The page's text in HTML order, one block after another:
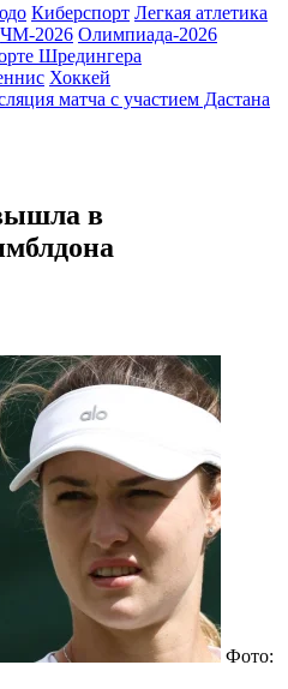
Киберспорт Легкая атлетика
ЧМ-2026 Олимпиада-2026
Шредингера
Хоккей
матча с участием Дастана
в
Фото: